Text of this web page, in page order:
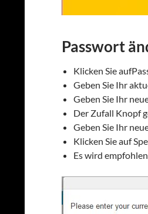
Passwort
Klicken Sie
Geben Sie Ihr
Geben Sie Ihr
Der Zufall Knopf
Geben Sie Ihr
Klicken Sie auf
Es wird